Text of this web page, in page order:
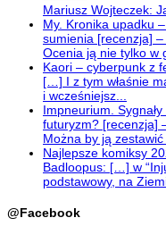
Mariusz Wojteczek:
My. Kronika upadku
sumienia [recenzja]
Ocenia ją nie tylko w
Kaori – cyberpunk z
[…] I z tym właśnie
i wcześniejsz...
Impneurium.
futuryzm? [recenzja]
Można by ją
Najlepsze komiksy
Badloopus: […] w
podstawowy, na
@Facebook